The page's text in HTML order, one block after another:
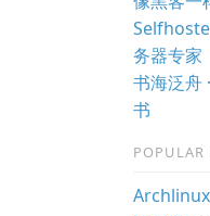
务器专家
书海泛舟
书
POPULAR